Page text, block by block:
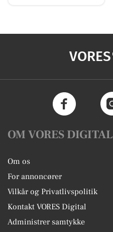
VORES
OM VORES DIGITAL
Om os
For annoncører
Vilkår og Privatlivspolitik
Kontakt VORES Digital
Administrer samtykke